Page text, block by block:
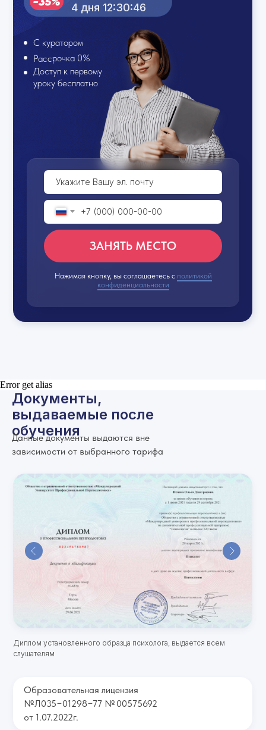
+7
ЗАНЯТЬ МЕСТО
Нажимая кнопку, вы соглашаетесь с политикой
конфиденциальности
С куратором
Рассрочка 0%
Доступ к первому
уроку бесплатно
4 дня 12:30:46
Error get alias
Документы,
выдаваемые после
обучения
Данные документы выдаются вне
зависимости от выбранного тарифа
Образовательная лицензия
№Л035−01298−77 № 00575692
от 1.07.2022г.
Диплом установленного образца психолога, выдается всем
слушателям